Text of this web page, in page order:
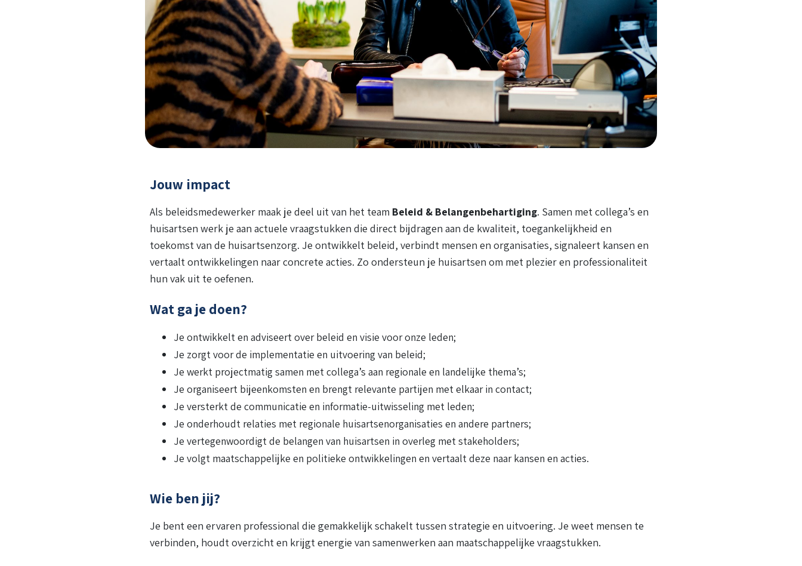
Jouw impact
Als beleidsmedewerker maak je deel uit van het team Beleid & Belangenbehartiging. Samen met collega’s en
huisartsen werk je aan actuele vraagstukken die direct bijdragen aan de kwaliteit, toegankelijkheid en
toekomst van de huisartsenzorg. Je ontwikkelt beleid, verbindt mensen en organisaties, signaleert kansen en
vertaalt ontwikkelingen naar concrete acties. Zo ondersteun je huisartsen om met plezier en professionaliteit
hun vak uit te oefenen.
Wat ga je doen?
Je ontwikkelt en adviseert over beleid en visie voor onze leden;
Je zorgt voor de implementatie en uitvoering van beleid;
Je werkt projectmatig samen met collega’s aan regionale en landelijke thema’s;
Je organiseert bijeenkomsten en brengt relevante partijen met elkaar in contact;
Je versterkt de communicatie en informatie-uitwisseling met leden;
Je onderhoudt relaties met regionale huisartsenorganisaties en andere partners;
Je vertegenwoordigt de belangen van huisartsen in overleg met stakeholders;
Je volgt maatschappelijke en politieke ontwikkelingen en vertaalt deze naar kansen en acties.
Wie ben jij?
Je bent een ervaren professional die gemakkelijk schakelt tussen strategie en uitvoering. Je weet mensen te
verbinden, houdt overzicht en krijgt energie van samenwerken aan maatschappelijke vraagstukken.